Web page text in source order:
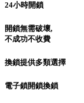
24小時開鎖
開鎖無需破壞,
不成功不收費
換鎖提供多類選擇
電子鎖開鎖換鎖